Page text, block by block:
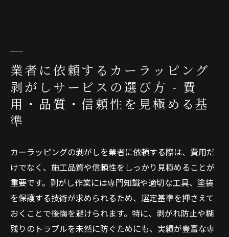
業者に依頼するカーラッピング
剥がしサービスの選び方 - 費
用・品質・信頼性を見極める基
準
カーラッピングの剥がしを業者に依頼する際は、費用だ
けでなく、施工品質や信頼性をしっかり見極めることが
重要です。剥がし作業には専門知識や適切な工具、塗装
を保護する技術が求められるため、選定基準を押さえて
おくことで後悔を避けられます。特に、剥がれ防止や糊
残りのトラブルを未然に防ぐためにも、実績が豊富な専